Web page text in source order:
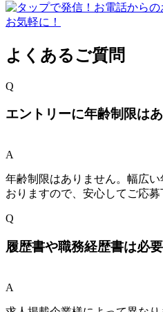
よくあるご質問
Q
エントリーに年齢制限は
A
年齢制限はありません。幅広
おりますので、安心してご応募
Q
履歴書や職務経歴書は必
A